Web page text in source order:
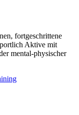
fortgeschrittene
Aktive mit
mental-physischer